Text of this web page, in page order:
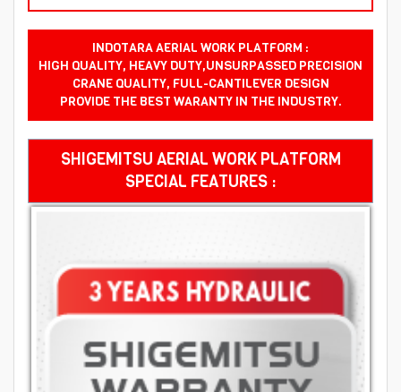
INDOTARA AERIAL WORK PLATFORM :
HIGH QUALITY, HEAVY DUTY,UNSURPASSED PRECISION
CRANE QUALITY, FULL-CANTILEVER DESIGN
PROVIDE THE BEST WARANTY IN THE INDUSTRY.
SHIGEMITSU AERIAL WORK PLATFORM
SPECIAL FEATURES :